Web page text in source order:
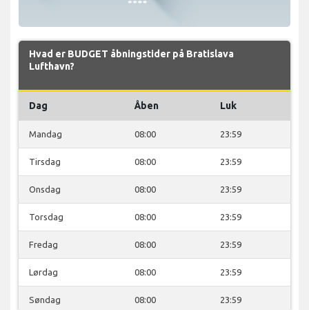
Hvad er BUDGET åbningstider på Bratislava
Lufthavn?
Dag Åben Luk
Mandag 08:00 23:59
Tirsdag 08:00 23:59
Onsdag 08:00 23:59
Torsdag 08:00 23:59
Fredag 08:00 23:59
Lørdag 08:00 23:59
Søndag 08:00 23:59